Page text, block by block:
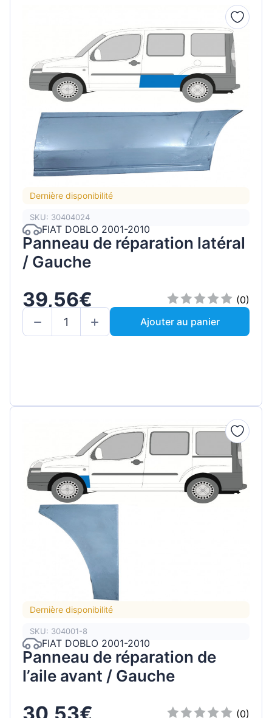
Dernière disponibilité
SKU: 30404024
FIAT DOBLO 2001-2010
Panneau de réparation latéral
/ Gauche
39,56€
(0)
Ajouter au panier
Dernière disponibilité
SKU: 304001-8
FIAT DOBLO 2001-2010
Panneau de réparation de
l’aile avant / Gauche
(0)